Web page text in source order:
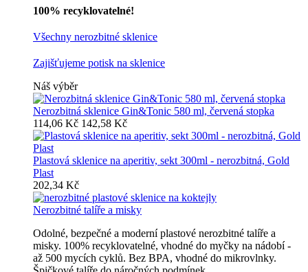
100% recyklovatelné!
Všechny nerozbitné sklenice
Zajišťujeme potisk na sklenice
Náš výběr
Nerozbitná sklenice Gin&Tonic 580 ml, červená stopka
114,06 Kč 142,58 Kč
Plastová sklenice na aperitiv, sekt 300ml - nerozbitná, Gold
Plast
202,34 Kč
Nerozbitné talíře a misky
Odolné, bezpečné a moderní plastové nerozbitné talíře a
misky. 100% recyklovatelné, vhodné do myčky na nádobí -
až 500 mycích cyklů. Bez BPA, vhodné do mikrovlnky.